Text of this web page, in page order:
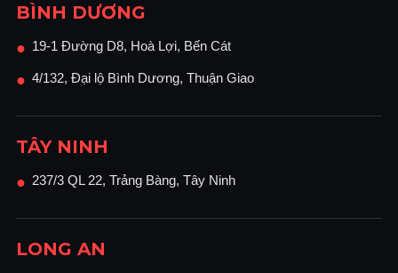
BÌNH DƯƠNG
● 19-1 Đường D8, Hoà Lợi, Bến Cát
● 4/132, Đại lộ Bình Dương, Thuận Giao
TÂY NINH
● 237/3 QL 22, Trảng Bàng, Tây Ninh
LONG AN